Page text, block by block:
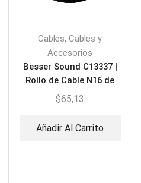
Cables,Cables y
Accesorios
Besser Sound C13337 |
Rollo de Cable N16 de
Parlante Gemelo
$65,13
Añadir Al Carrito